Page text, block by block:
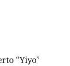
“Yiyo”